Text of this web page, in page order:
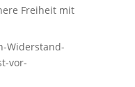
Freiheit mit